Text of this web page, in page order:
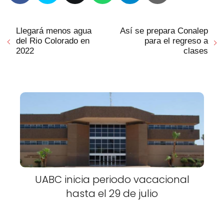
Llegará menos agua
del Rio Colorado en
2022
Así se prepara Conalep
para el regreso a
clases
UABC inicia periodo vacacional
hasta el 29 de julio